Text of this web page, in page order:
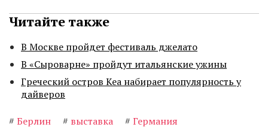
Читайте также
В Москве пройдет фестиваль джелато
В «Сыроварне» пройдут итальянские ужины
Греческий остров Кеа набирает популярность у
дайверов
# Берлин # выставка # Германия